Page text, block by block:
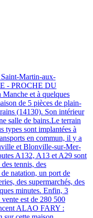
Martin-aux-
- PROCHE DU
et à quelques
de 5 pièces de plain-
(14130). Son intérieur
salle de bains.Le terrain
types sont implantées à
en commun, il y a
et Blonville-sur-Mer-
A132, A13 et A29 sont
tennis, des
natation, un port de
des supermarchés, des
minutes. Enfin, 3
est de 280 500
ALAO FARY :